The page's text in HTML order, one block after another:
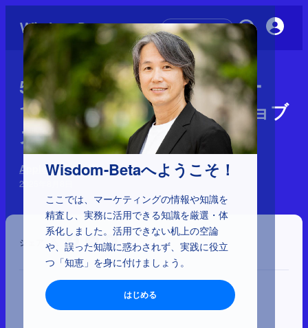
Wisdom-Betaへようこそ！
ここでは、マーケティングの情報や知識を
精査し、実務に活用できる知識を厳選・体
系化しました。活用できない机上の空論
や、誤った知識に惑わされず、実践に役立
つ「知恵」を身に付けましょう。
はじめる
初めての方へ
5-1-14：NeXT設立（1985年ー
1988年）：Apple追放後のジョブ
ズの新たな挑戦
Apple 神話の検証
2025年8月8日
シェア